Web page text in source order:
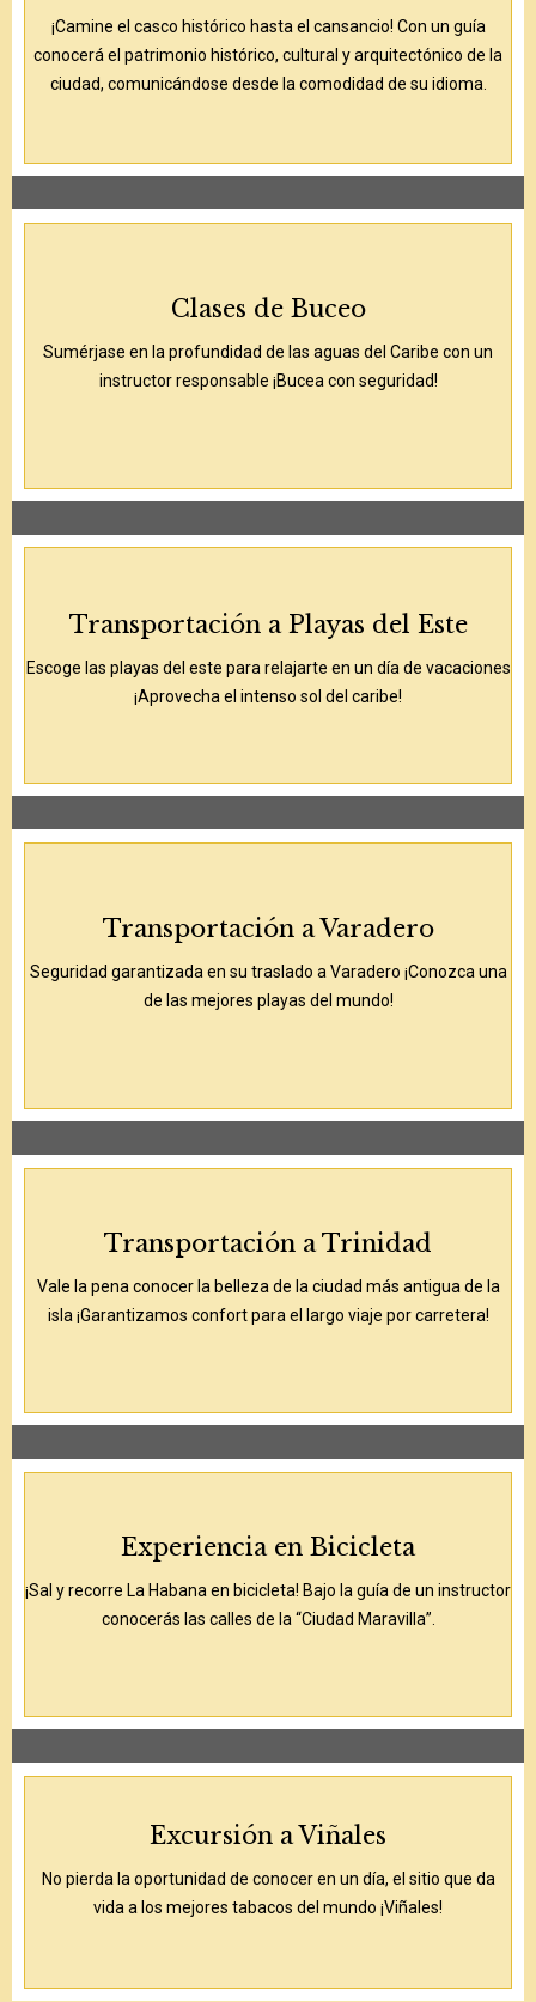
¡Camine el casco histórico hasta el cansancio! Con un guía
conocerá el patrimonio histórico, cultural y arquitectónico de la
ciudad, comunicándose desde la comodidad de su idioma.
Clases de Buceo
Sumérjase en la profundidad de las aguas del Caribe con un
instructor responsable ¡Bucea con seguridad!
Transportación a Playas del Este
Escoge las playas del este para relajarte en un día de vacaciones
¡Aprovecha el intenso sol del caribe!
Transportación a Varadero
Seguridad garantizada en su traslado a Varadero ¡Conozca una
de las mejores playas del mundo!
Transportación a Trinidad
Vale la pena conocer la belleza de la ciudad más antigua de la
isla ¡Garantizamos confort para el largo viaje por carretera!
Experiencia en Bicicleta
¡Sal y recorre La Habana en bicicleta! Bajo la guía de un instructor
conocerás las calles de la “Ciudad Maravilla”.
Excursión a Viñales
No pierda la oportunidad de conocer en un día, el sitio que da
vida a los mejores tabacos del mundo ¡Viñales!